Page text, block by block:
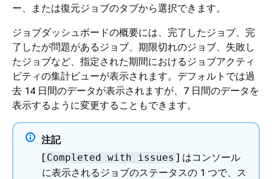
ー、または復元ジョブのタブから選択できます。
ジョブダッシュボードの概要には、完了したジョブ、完
了したが問題があるジョブ、期限切れのジョブ、失敗し
たジョブなど、指定された期間におけるジョブアクティ
ビティの集計ビューが表示されます。デフォルトでは過
去 14 日間のデータが表示されますが、7 日間のデータを
表示するように変更することもできます。
注記
[ Completed with issues ] はコンソール
に表示されるジョブのステータスの 1 つで、ス